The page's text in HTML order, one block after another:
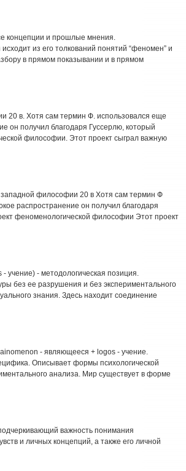
концепции и прошлые мнения.
из его толкований понятий “феномен” и
в прямом показывании и в прямом
20 в. Хотя сам термин Ф. использовался еще
он получил благодаря Гуссерлю, который
философии. Этот проект сыграл важную
философии 20 в Хотя сам термин Ф
распространение он получил благодаря
феноменологической философии Этот проект
учение) - методологическая позиция.
без ее разрушения и без экспериментального
знания. Здесь находит соединение
- являющееся + logos - учение.
Описывает формы психологической
анализа. Мир существует в форме
важность понимания
и личных концепций, а также его личной